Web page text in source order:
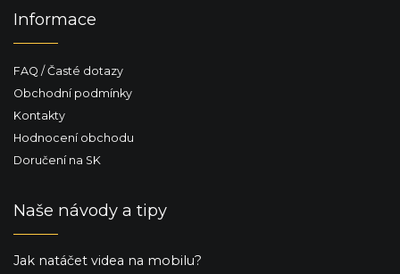
Informace
FAQ / Časté dotazy
Obchodní podmínky
Kontakty
Hodnocení obchodu
Doručení na SK
Naše návody a tipy
Jak natáčet videa na mobilu?